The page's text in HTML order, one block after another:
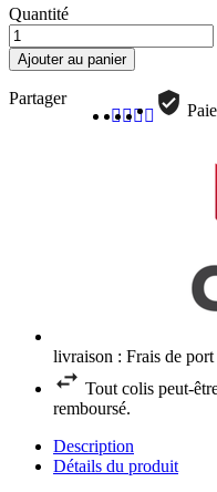
Quantité
Ajouter au panier
Partager
livraison : Frais de
Tout colis peut-
remboursé.
Description
Détails du produit